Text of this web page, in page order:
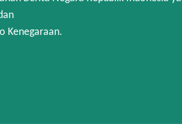
Kenegaraan.